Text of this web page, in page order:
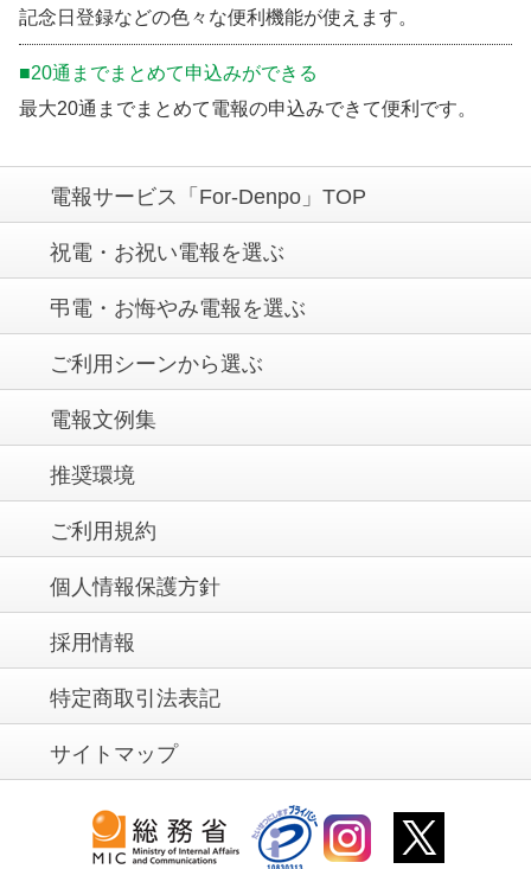
記念日登録などの色々な便利機能が使えます。
■20通までまとめて申込みができる
最大20通までまとめて電報の申込みできて便利です。
電報サービス「For-Denpo」TOP
祝電・お祝い電報を選ぶ
弔電・お悔やみ電報を選ぶ
ご利用シーンから選ぶ
電報文例集
推奨環境
ご利用規約
個人情報保護方針
採用情報
特定商取引法表記
サイトマップ